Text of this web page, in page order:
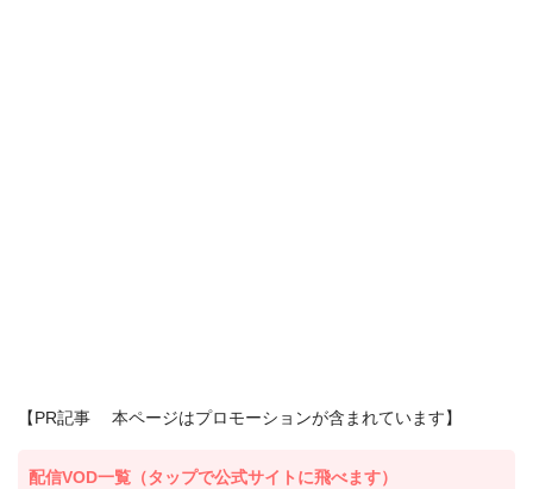
【PR記事 本ページはプロモーションが含まれています】
配信VOD一覧（タップで公式サイトに飛べます）